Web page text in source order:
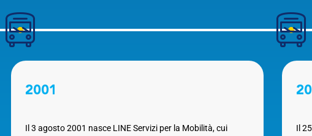
2001
Il 3 agosto 2001 nasce LINE Servizi per la Mobilità, cui
Il